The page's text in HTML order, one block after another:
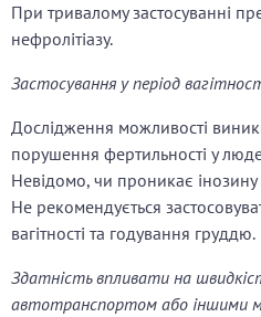
При тривалому застосуванні
нефролітіазу.
Застосування у період
Дослідження можливості
порушення фертильності у
Невідомо, чи проникає
Не рекомендується
вагітності та годування груддю.
Здатність впливати на
автотранспортом або іншими